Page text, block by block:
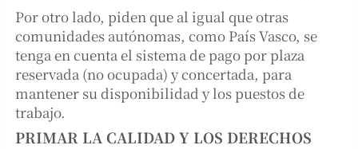
Por otro lado, piden que al igual que otras
comunidades autónomas, como País Vasco, se
tenga en cuenta el sistema de pago por plaza
reservada (no ocupada) y concertada, para
mantener su disponibilidad y los puestos de
trabajo.
PRIMAR LA CALIDAD Y LOS DERECHOS